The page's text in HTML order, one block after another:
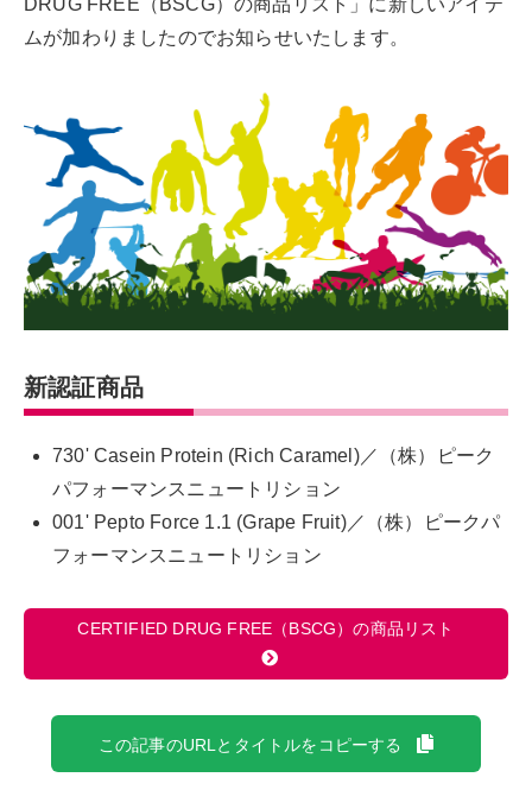
DRUG FREE（BSCG）の商品リスト」に新しいアイテ
ムが加わりましたのでお知らせいたします。
新認証商品
730' Casein Protein (Rich Caramel)／（株）ピーク
パフォーマンスニュートリション
001' Pepto Force 1.1 (Grape Fruit)／（株）ピークパ
フォーマンスニュートリション
CERTIFIED DRUG FREE（BSCG）の商品リスト
この記事のURLとタイトルをコピーする